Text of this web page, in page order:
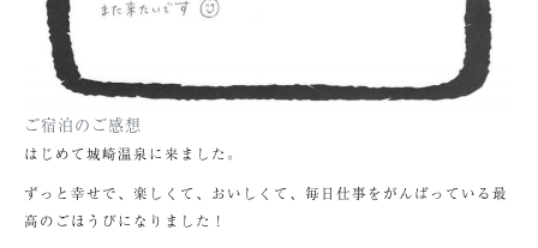
ご宿泊のご感想
はじめて城崎温泉に来ました。
ずっと幸せで、楽しくて、おいしくて、毎日仕事をがんばっている最
高のごほうびになりました！